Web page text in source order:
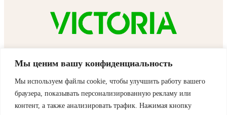
Мы ценим вашу конфиденциальность
Мы используем файлы cookie, чтобы улучшить работу вашего
браузера, показывать персонализированную рекламу или
контент, а также анализировать трафик. Нажимая кнопку
VICTORIA™ © 2025 | Все права защищены
Корзина
Корзина пуста